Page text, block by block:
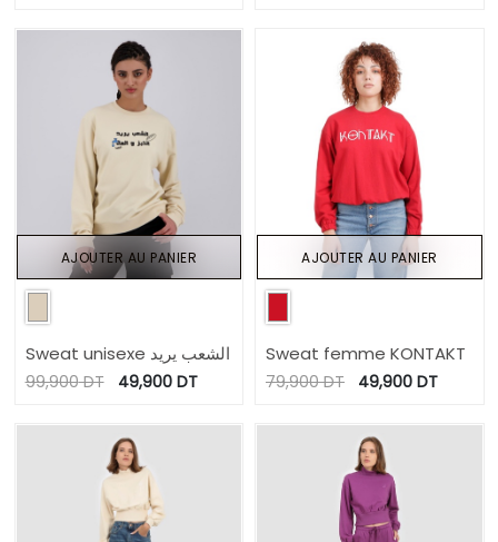
Sweat unisexe الشعب يريد
99,900DT 49,900DT
AJOUTER AU PANIER
Sweat femme KONTAKT
79,900DT 49,900 DT
AJOUTER AU PANIER